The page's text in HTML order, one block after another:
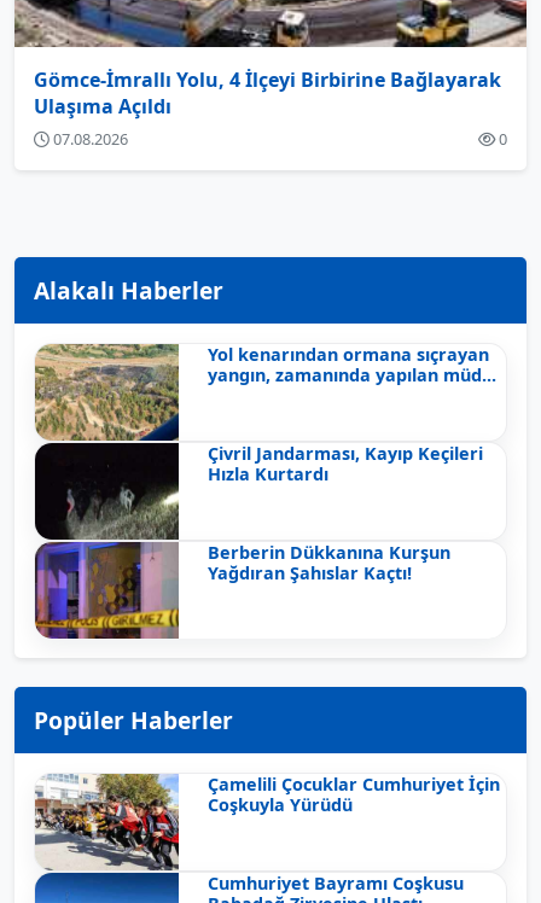
Gömce-İmrallı Yolu, 4 İlçeyi Birbirine Bağlayarak
Ulaşıma Açıldı
07.08.2026 0
Alakalı Haberler
Yol kenarından ormana sıçrayan
yangın, zamanında yapılan müd...
Çivril Jandarması, Kayıp Keçileri
Hızla Kurtardı
Berberin Dükkanına Kurşun
Yağdıran Şahıslar Kaçtı!
Popüler Haberler
Çamelili Çocuklar Cumhuriyet İçin
Coşkuyla Yürüdü
Cumhuriyet Bayramı Coşkusu